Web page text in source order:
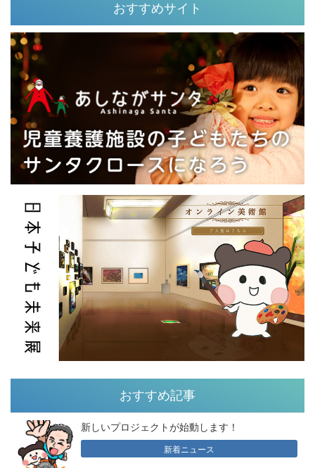
おすすめサイト
おすすめ記事
新しいプロジェクトが始動します！
新着ニュース